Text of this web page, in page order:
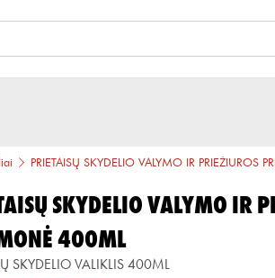
PRIETAISŲ SKYDELIO VALYMO IR PRIEŽIŪROS
SKYDELIO VALYMO IR
400ML
SKYDELIO VALIKLIS 400ML